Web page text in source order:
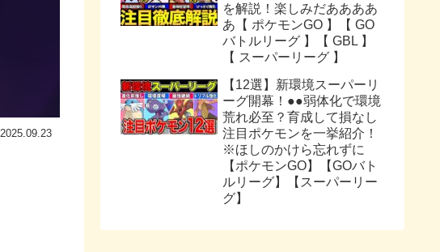
2025.09.23
を解説！楽しみだああああ
あ【 ポケモンGO 】【 GO
バトルリーグ 】【 GBL 】
【 スーパーリーグ 】
【12選】新環境スーパーリ
ーグ開幕！●●弱体化で環境
荒れ必至？育成して損なし
注目ポケモンを一挙紹介！
※ほしのかけら忘れずに
【ポケモンGO】【GOバト
ルリーグ】【スーパーリー
グ】